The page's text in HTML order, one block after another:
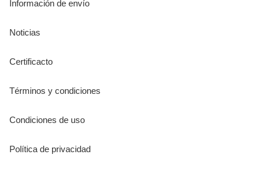
Información de envío
Noticias
Certificacto
Términos y condiciones
Condiciones de uso
Política de privacidad